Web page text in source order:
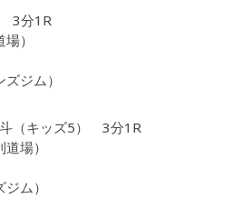
3分1R
）
ジム）
（キッズ5） 3分1R
場）
ム）